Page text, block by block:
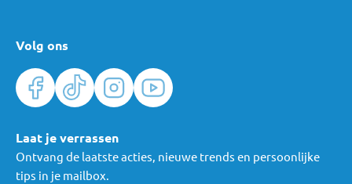
Volg ons
Laat je verrassen
Ontvang de laatste acties, nieuwe trends en persoonlijke
tips in je mailbox.